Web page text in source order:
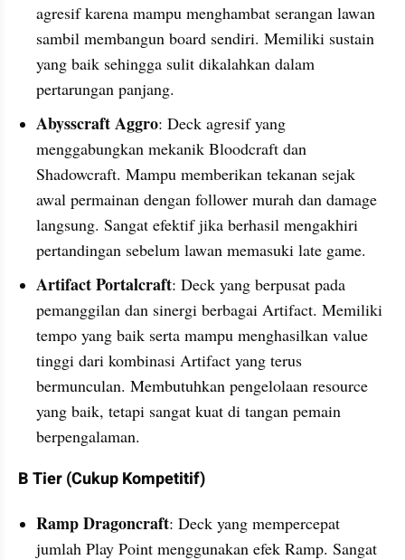
agresif karena mampu menghambat serangan lawan
sambil membangun board sendiri. Memiliki sustain
yang baik sehingga sulit dikalahkan dalam
pertarungan panjang.
Abysscraft Aggro: Deck agresif yang
menggabungkan mekanik Bloodcraft dan
Shadowcraft. Mampu memberikan tekanan sejak
awal permainan dengan follower murah dan damage
langsung. Sangat efektif jika berhasil mengakhiri
pertandingan sebelum lawan memasuki late game.
Artifact Portalcraft: Deck yang berpusat pada
pemanggilan dan sinergi berbagai Artifact. Memiliki
tempo yang baik serta mampu menghasilkan value
tinggi dari kombinasi Artifact yang terus
bermunculan. Membutuhkan pengelolaan resource
yang baik, tetapi sangat kuat di tangan pemain
berpengalaman.
B Tier (Cukup Kompetitif)
Ramp Dragoncraft: Deck yang mempercepat
jumlah Play Point menggunakan efek Ramp. Sangat